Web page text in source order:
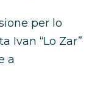
per lo
Ivan “Lo Zar”
a